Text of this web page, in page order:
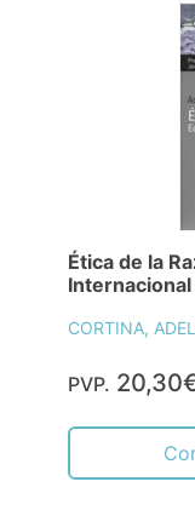
Ética de la
CORTINA,
PVP.